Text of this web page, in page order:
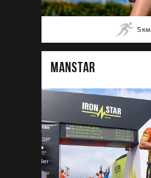
5 км
MANSTAR